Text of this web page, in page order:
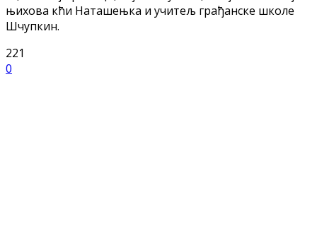
њихова кћи Наташењка и учитељ грађанске школе
Шчупкин.
221
0